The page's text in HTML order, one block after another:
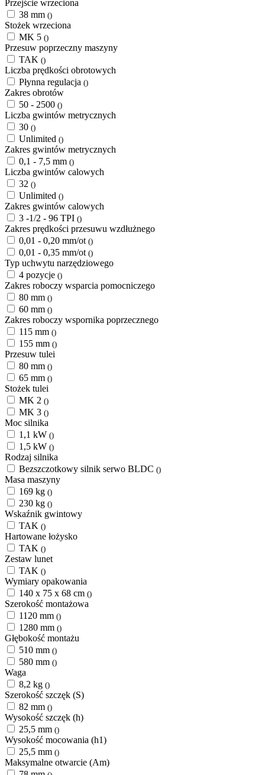
Przejście wrzeciona
38 mm ()
Stożek wrzeciona
MK 5 ()
Przesuw poprzeczny maszyny
TAK ()
Liczba prędkości obrotowych
Płynna regulacja ()
Zakres obrotów
50 - 2500 ()
Liczba gwintów metrycznych
30 ()
Unlimited ()
Zakres gwintów metrycznych
0,1 - 7,5 mm ()
Liczba gwintów calowych
32 ()
Unlimited ()
Zakres gwintów calowych
3 -1/2 - 96 TPI ()
Zakres prędkości przesuwu wzdłużnego
0,01 - 0,20 mm/ot ()
0,01 - 0,35 mm/ot ()
Typ uchwytu narzędziowego
4 pozycje ()
Zakres roboczy wsparcia pomocniczego
80 mm ()
60 mm ()
Zakres roboczy wspornika poprzecznego
115 mm ()
155 mm ()
Przesuw tulei
80 mm ()
65 mm ()
Stożek tulei
MK 2 ()
MK 3 ()
Moc silnika
1,1 kW ()
1,5 kW ()
Rodzaj silnika
Bezszczotkowy silnik serwo BLDC ()
Masa maszyny
169 kg ()
230 kg ()
Wskaźnik gwintowy
TAK ()
Hartowane łożysko
TAK ()
Zestaw lunet
TAK ()
Wymiary opakowania
140 x 75 x 68 cm ()
Szerokość montażowa
1120 mm ()
1280 mm ()
Głębokość montażu
510 mm ()
580 mm ()
Waga
8,2 kg ()
Szerokość szczęk (S)
82 mm ()
Wysokość szczęk (h)
25,5 mm ()
Wysokość mocowania (h1)
25,5 mm ()
Maksymalne otwarcie (Am)